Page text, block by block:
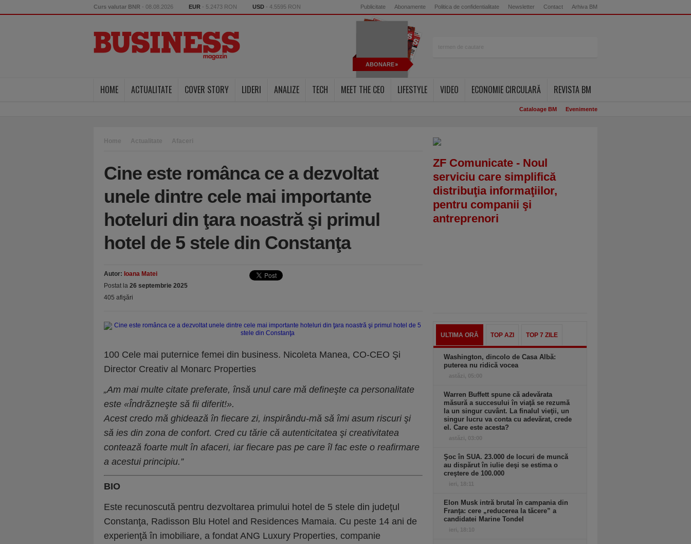
Curs valutar BNR - 08.08.2026 EUR - 5.2473 RON USD - 4.5595 RON Publicitate Abonamente Politica de confidentialitate Newsletter Contact Arhiva BM
ABONARE
HOME ACTUALITATE COVER STORY LIDERI ANALIZE TECH MEET THE CEO LIFESTYLE VIDEO ECONOMIE CIRCULARĂ REVISTA BM
Cataloage BM Evenimente
Home Actualitate Afaceri
Cine este românca ce a dezvoltat
unele dintre cele mai importante
hoteluri din ţara noastră şi primul
hotel de 5 stele din Constanţa
Autor: Ioana Matei
Postat la 26 septembrie 2025
405 afişări
100 Cele mai puternice femei din business. Nicoleta Manea, CO-CEO Şi
Director Creativ al Monarc Properties
„Am mai multe citate preferate, însă unul care mă defineşte ca personalitate
este «Îndrăzneşte să fii diferit!».
Acest credo mă ghidează în fiecare zi, inspirându-mă să îmi asum riscuri şi
să ies din zona de confort. Cred cu tărie că autenticitatea şi creativitatea
contează foarte mult în afaceri, iar fiecare pas pe care îl fac este o reafirmare
a acestui principiu.”
BIO
Este recunoscută pentru dezvoltarea primului hotel de 5 stele din judeţul
Constanţa, Radisson Blu Hotel and Residences Mamaia. Cu peste 14 ani de
experienţă în imobiliare, a fondat ANG Luxury Properties, companie
ZF Comunicate - Noul
serviciu care simplifică
distribuţia informaţiilor,
pentru companii şi
antreprenori
ULTIMA ORĂ TOP AZI TOP 7 ZILE
Washington, dincolo de Casa Albă:
puterea nu ridică vocea
astăzi, 05:00
Warren Buffett spune că adevărata
măsură a succesului în viaţă se rezumă
la un singur cuvânt. La finalul vieţii, un
singur lucru va conta cu adevărat, crede
el. Care este acesta?
astăzi, 03:00
Şoc în SUA. 23.000 de locuri de muncă
au dispărut în iulie deşi se estima o
creştere de 100.000
ieri, 18:11
Elon Musk intră brutal în campania din
Franţa: cere „reducerea la tăcere” a
candidatei Marine Tondel
ieri, 18:10